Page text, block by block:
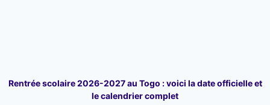
Rentrée scolaire 2026-2027 au Togo : voici la date officielle et
le calendrier complet